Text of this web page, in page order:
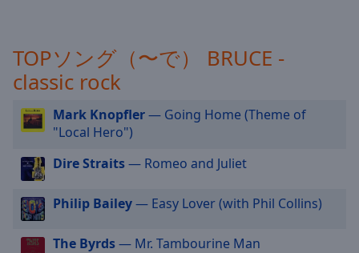
dialog
subtitles
off,
selected
Track
in-
Picture
TOPソング（〜で） BRUCE -
classic rock
Mark Knopfler— Going Home (Theme of
"Local Hero")
Dire Straits— Romeo and Juliet
Philip Bailey— Easy Lover (with Phil Collins)
The Byrds— Mr. Tambourine Man